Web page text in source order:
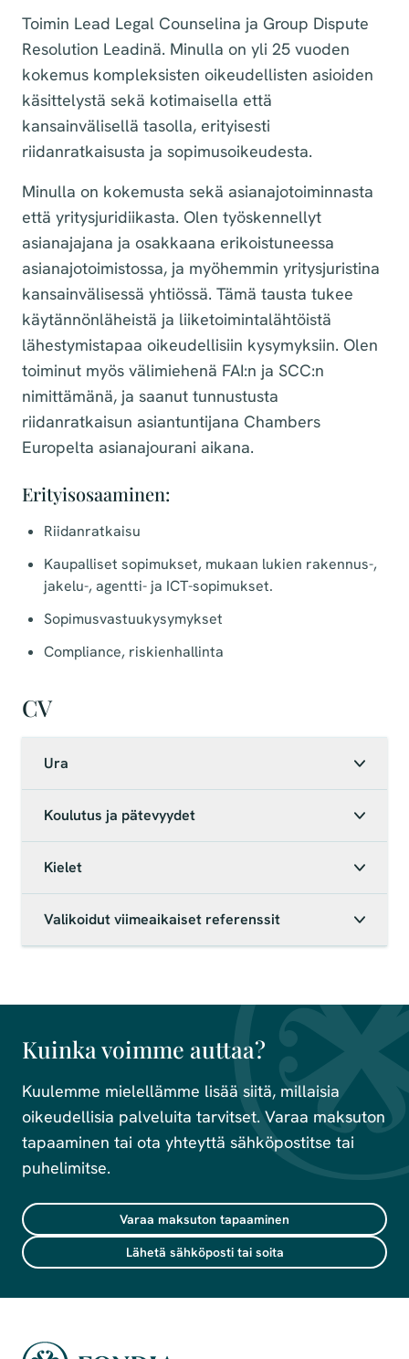
Toimin Lead Legal Counselina ja Group Dispute
Resolution Leadinä. Minulla on yli 25 vuoden
kokemus kompleksisten oikeudellisten asioiden
käsittelystä sekä kotimaisella että
kansainvälisellä tasolla, erityisesti
riidanratkaisusta ja sopimusoikeudesta.
Minulla on kokemusta sekä asianajotoiminnasta
että yritysjuridiikasta. Olen työskennellyt
asianajajana ja osakkaana erikoistuneessa
asianajotoimistossa, ja myöhemmin yritysjuristina
kansainvälisessä yhtiössä. Tämä tausta tukee
käytännönläheistä ja liiketoimintalähtöistä
lähestymistapaa oikeudellisiin kysymyksiin. Olen
toiminut myös välimiehenä FAI:n ja SCC:n
nimittämänä, ja saanut tunnustusta
riidanratkaisun asiantuntijana Chambers
Europelta asianajourani aikana.
Erityisosaaminen:
Riidanratkaisu
Kaupalliset sopimukset, mukaan lukien rakennus-,
jakelu-, agentti- ja ICT-sopimukset.
Sopimusvastuukysymykset
Compliance, riskienhallinta
CV
Ura
Koulutus ja pätevyydet
Kielet
Valikoidut viimeaikaiset referenssit
Kuinka voimme auttaa?
Kuulemme mielellämme lisää siitä, millaisia
oikeudellisia palveluita tarvitset. Varaa maksuton
tapaaminen tai ota yhteyttä sähköpostitse tai
puhelimitse.
Varaa maksuton tapaaminen
Lähetä sähköposti tai soita